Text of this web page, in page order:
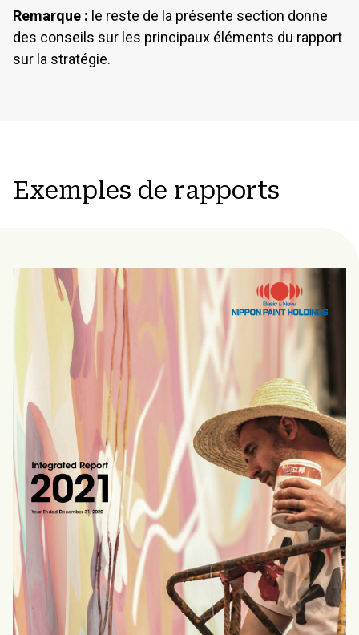
Remarque : le reste de la présente section donne
des conseils sur les principaux éléments du rapport
sur la stratégie.
Exemples de rapports